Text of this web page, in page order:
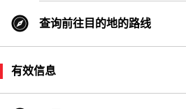
查询前往目的地的路线
有效信息